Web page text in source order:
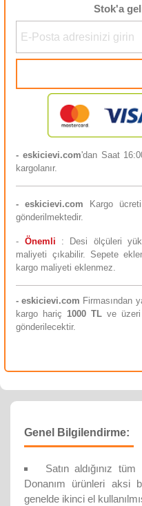
Stok'a
- eskicievi.com'dan Saat
kargolanır.
-eskicievi.com Kargo ücreti
gönderilmektedir.
- Önemli
: Desi ölçüleri
maliyeti çıkabilir. Sepete
kargo maliyeti eklenmez.
-eskicievi.com Firmasından
kargo hariç1000 TL ve üzeri
gönderilecektir.
Genel Bilgilendirme:
Satın aldığınız
Donanım ürünleri aksi
genelde ikinci el